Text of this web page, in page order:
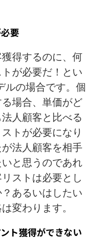
要
得するのに、何
が必要だ！とい
ルの場合です。個
場合、単価がど
人顧客と比べる
トが必要になり
法人顧客を相手
と思うのであれ
ストは必要とし
あるいはしたい
変わります。
ト獲得ができない